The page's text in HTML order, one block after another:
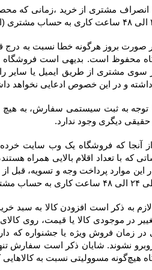
و در این خصوص ادعایی نخواهد
دیگری وجود ندارد.
خواهد شد.
است یا پروسه سفارش تکمیل نشده و تکمیل وجه نشده ، ندارد.